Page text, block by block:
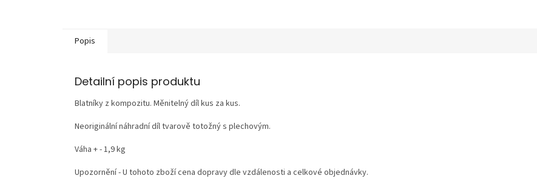
Popis
Detailní popis produktu
Blatníky z kompozitu. Měnitelný díl kus za kus.
Neoriginální náhradní díl tvarově totožný s plechovým.
Váha + - 1,9 kg
Upozornění - U tohoto zboží cena dopravy dle vzdálenosti a celkové objednávky.